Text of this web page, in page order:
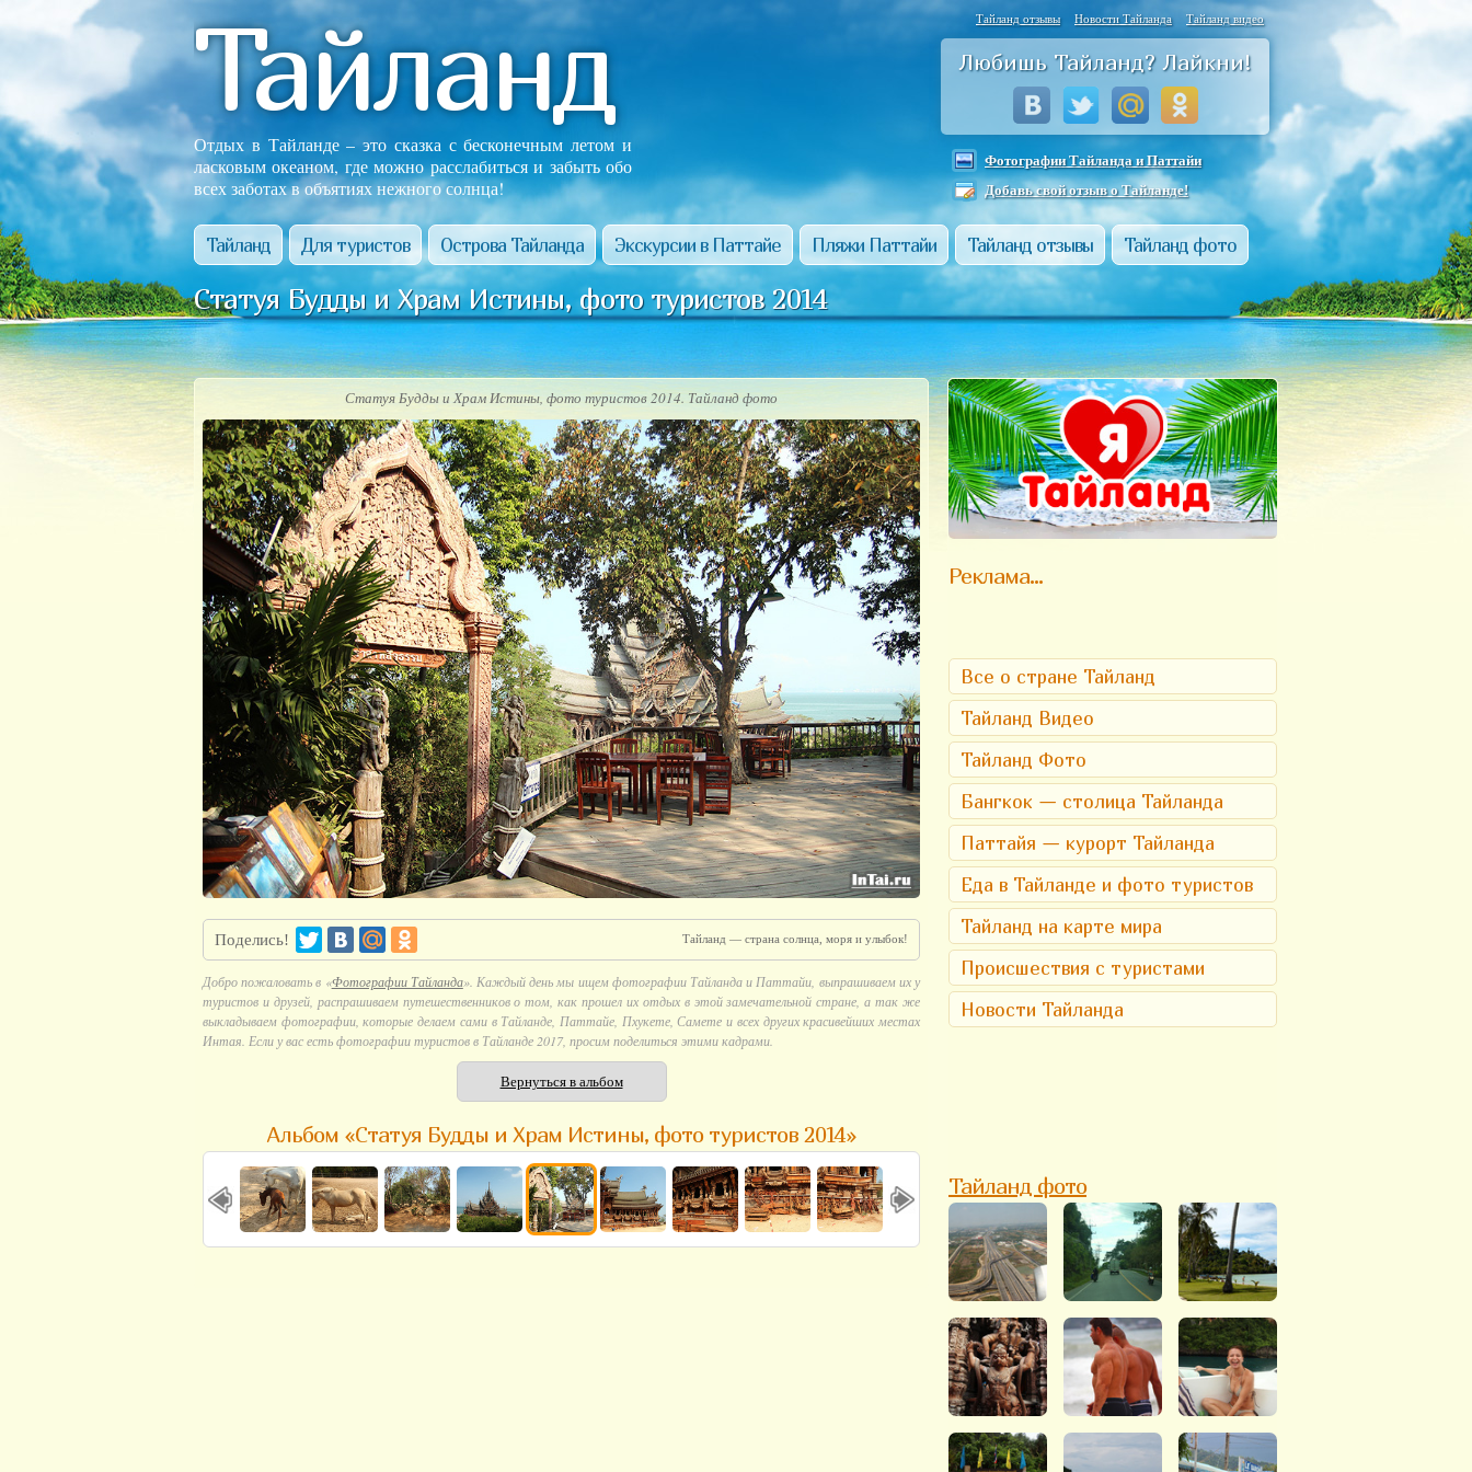
Тайланд
Отдых в Тайланде – это сказка с бесконечным летом и
ласковым океаном, где можно расслабиться и забыть обо
всех заботах в объятиях нежного солнца!
Тайланд отзывы Новости Тайланда Тайланд видео
Любишь Тайланд? Лайкни!
Фотографии Тайланда и Паттайи
Добавь свой отзыв о Тайланде!
Тайланд Для туристов Острова Тайланда Экскурсии в Паттайе Пляжи Паттайи Тайланд отзывы Тайланд фото
Статуя Будды и Храм Истины, фото туристов 2014
Статуя Будды и Храм Истины, фото туристов 2014. Тайланд фото
Поделись! Тайланд — страна солнца, моря и улыбок!
Добро пожаловать в «Фотографии Тайланда». Каждый день мы ищем фотографии Тайланда и Паттайи, выпрашиваем их у
туристов и друзей, распрашиваем путешественников о том, как прошел их отдых в этой замечательной стране, а так же
выкладываем фотографии, которые делаем сами в Тайланде, Паттайе, Пхукете, Самете и всех других красивейших местах
Интая. Если у вас есть фотографии туристов в Тайланде 2017, просим поделиться этими кадрами.
Вернуться в альбом
Альбом «Статуя Будды и Храм Истины, фото туристов 2014»
Реклама...
Все о стране Тайланд
Тайланд Видео
Тайланд Фото
Бангкок — столица Тайланда
Паттайя — курорт Тайланда
Еда в Тайланде и фото туристов
Тайланд на карте мира
Происшествия с туристами
Новости Тайланда
Тайланд фото